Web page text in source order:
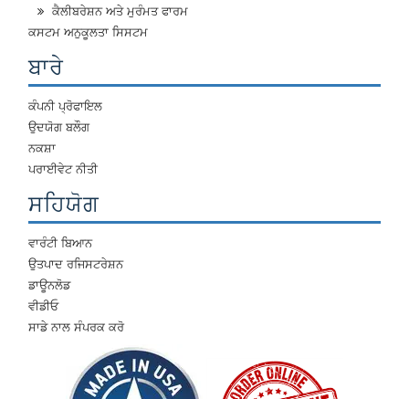
ਕੈਲੀਬਰੇਸ਼ਨ ਅਤੇ ਮੁਰੰਮਤ ਫਾਰਮ
ਕਸਟਮ ਅਨੁਕੂਲਤਾ ਸਿਸਟਮ
ਬਾਰੇ
ਕੰਪਨੀ ਪ੍ਰੋਫਾਇਲ
ਉਦਯੋਗ ਬਲੌਗ
ਨਕਸ਼ਾ
ਪਰਾਈਵੇਟ ਨੀਤੀ
ਸਹਿਯੋਗ
ਵਾਰੰਟੀ ਬਿਆਨ
ਉਤਪਾਦ ਰਜਿਸਟਰੇਸ਼ਨ
ਡਾਊਨਲੋਡ
ਵੀਡੀਓ
ਸਾਡੇ ਨਾਲ ਸੰਪਰਕ ਕਰੋ